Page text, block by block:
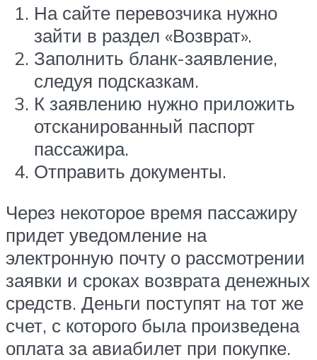
На сайте перевозчика нужно
зайти в раздел «Возврат».
Заполнить бланк-заявление,
следуя подсказкам.
К заявлению нужно приложить
отсканированный паспорт
пассажира.
Отправить документы.
Через некоторое время пассажиру
придет уведомление на
электронную почту о рассмотрении
заявки и сроках возврата денежных
средств. Деньги поступят на тот же
счет, с которого была произведена
оплата за авиабилет при покупке.